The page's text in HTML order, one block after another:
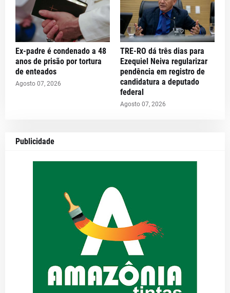
Ex-padre é condenado a 48
anos de prisão por tortura
de enteados
Agosto 07, 2026
TRE-RO dá três dias para
Ezequiel Neiva regularizar
pendência em registro de
candidatura a deputado
federal
Agosto 07, 2026
Publicidade